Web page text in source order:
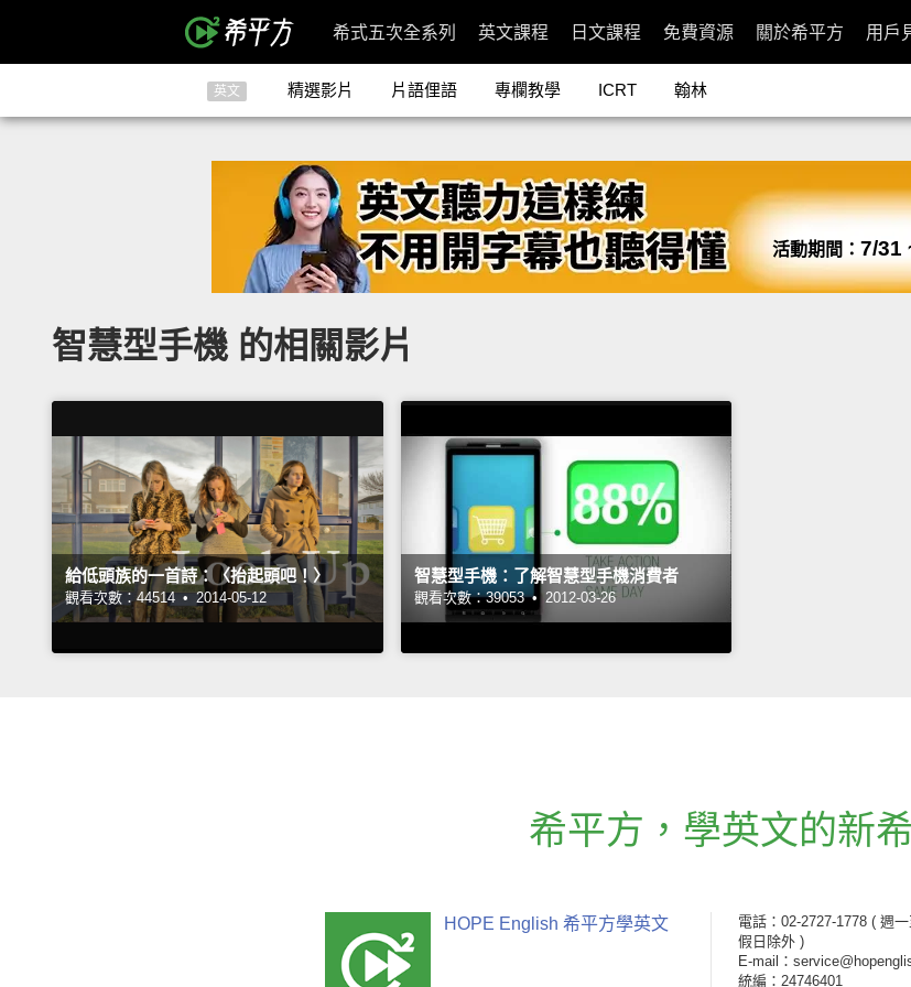
希式五次全系列 英文課程 日文課程 免費資源 關於希平方 用戶
英文 精選影片 片語俚語 專欄教學 ICRT 翰林
活動期間： 7/31
智慧型手機 的相關影片
給低頭族的一首詩：〈抬起頭吧！〉
觀看次數：44514 • 2014-05-12
智慧型手機：了解智慧型手機消費者
觀看次數：39053 • 2012-03-26
希平方 ， 學英文的新
HOPE English 希平方學英文 電話：02-2727-1778 ( 週
假日除外 )
E-mail：
統編：24746401